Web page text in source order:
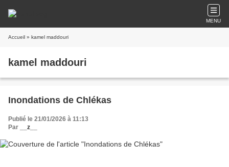
MENU
Accueil » kamel maddouri
kamel maddouri
Inondations de Chlékas
Publié le 21/01/2026 à 11:13
Par
__z__